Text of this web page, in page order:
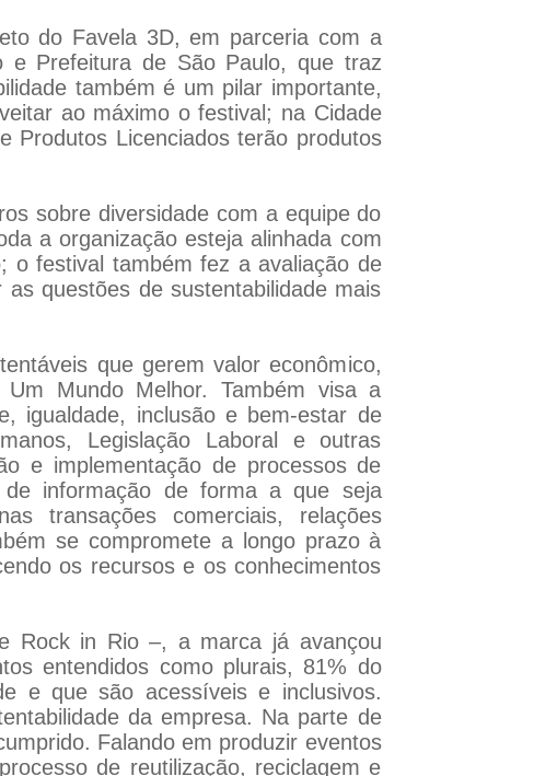
do Favela 3D, em parceria com a
e Prefeitura de São Paulo, que traz
também é um pilar importante,
ao máximo o festival; na Cidade
Produtos Licenciados terão produtos
sobre diversidade com a equipe do
a organização esteja alinhada com
o festival também fez a avaliação de
questões de sustentabilidade mais
que gerem valor econômico,
Mundo Melhor. Também visa a
igualdade, inclusão e bem-estar de
Legislação Laboral e outras
e implementação de processos de
de informação de forma a que seja
transações comerciais, relações
se compromete a longo prazo à
os recursos e os conhecimentos
Rock in Rio –, a marca já avançou
entendidos como plurais, 81% do
e que são acessíveis e inclusivos.
da empresa. Na parte de
Falando em produzir eventos
de reutilização, reciclagem e